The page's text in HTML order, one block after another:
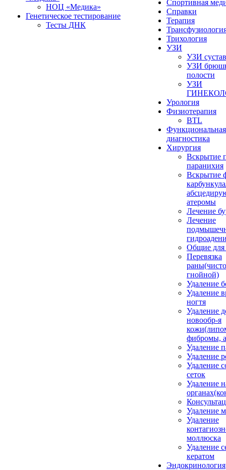
НОЦ «Медика»
Генетическое тестирование
Тесты ДНК
Спортивная
Справки
Терапия
Трихология
УЗИ
УЗИ
УЗИ
полости
УЗИ
Урология
Физиотерапия
BTL
Функциональная
диагностика
Хирургия
Вскрытие
паранихия
Вскрытие
атеромы
Лечение
Лечение
Общие для
Перевязка
гнойной)
Удаление
Удаление
ногтя
Удаление
новообр-я
фибромы,
Удаление
Удаление
Удаление
сеток
Удаление
Удаление
Удаление
моллюска
Удаление
кератом
Эндокринология